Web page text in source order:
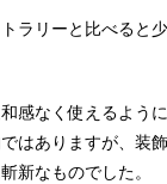
ラリーと比べると
感なく使えるよう
はありますが、装
新なものでした。